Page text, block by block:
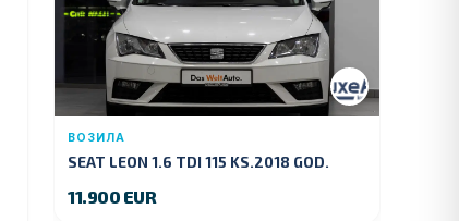
ВОЗИЛА
SEAT LEON 1.6 TDI 115 KS.2018 GOD.
11.900 EUR